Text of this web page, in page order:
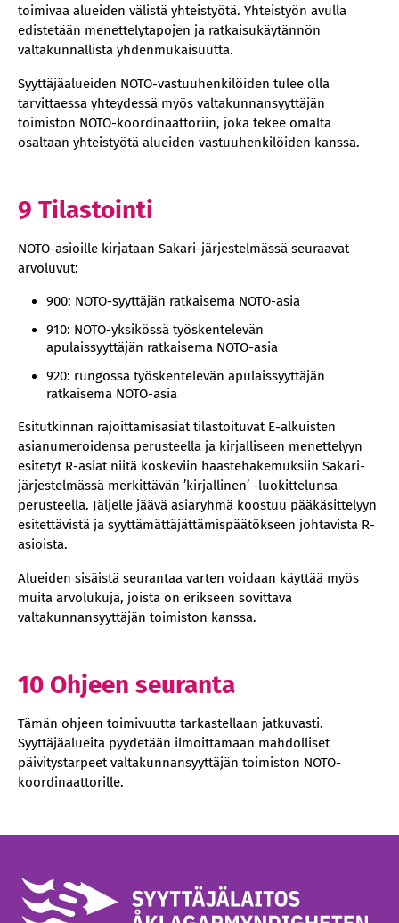
toimivaa alueiden välistä yhteistyötä. Yhteistyön avulla
edistetään menettelytapojen ja ratkaisukäytännön
valtakunnallista yhdenmukaisuutta.
Syyttäjäalueiden NOTO-vastuuhenkilöiden tulee olla
tarvittaessa yhteydessä myös valtakunnansyyttäjän
toimiston NOTO-koordinaattoriin, joka tekee omalta
osaltaan yhteistyötä alueiden vastuuhenkilöiden kanssa.
9 Tilastointi
NOTO-asioille kirjataan Sakari-järjestelmässä seuraavat
arvoluvut:
900: NOTO-syyttäjän ratkaisema NOTO-asia
910: NOTO-yksikössä työskentelevän
apulaissyyttäjän ratkaisema NOTO-asia
920: rungossa työskentelevän apulaissyyttäjän
ratkaisema NOTO-asia
Esitutkinnan rajoittamisasiat tilastoituvat E-alkuisten
asianumeroidensa perusteella ja kirjalliseen menettelyyn
esitetyt R-asiat niitä koskeviin haastehakemuksiin Sakari-
järjestelmässä merkittävän ’kirjallinen’ -luokittelunsa
perusteella. Jäljelle jäävä asiaryhmä koostuu pääkäsittelyyn
esitettävistä ja syyttämättäjättämispäätökseen johtavista R-
asioista.
Alueiden sisäistä seurantaa varten voidaan käyttää myös
muita arvolukuja, joista on erikseen sovittava
valtakunnansyyttäjän toimiston kanssa.
10 Ohjeen seuranta
Tämän ohjeen toimivuutta tarkastellaan jatkuvasti.
Syyttäjäalueita pyydetään ilmoittamaan mahdolliset
päivitystarpeet valtakunnansyyttäjän toimiston NOTO-
koordinaattorille.